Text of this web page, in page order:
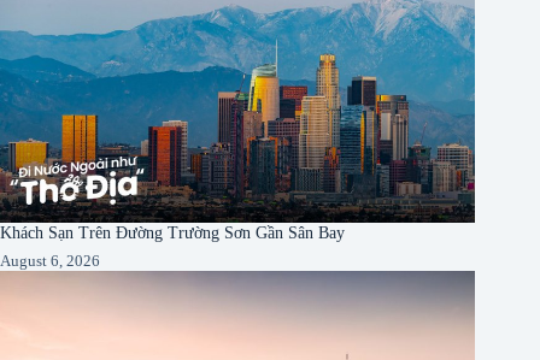
Khách Sạn Trên Đường Trường Sơn Gần Sân Bay
August 6, 2026